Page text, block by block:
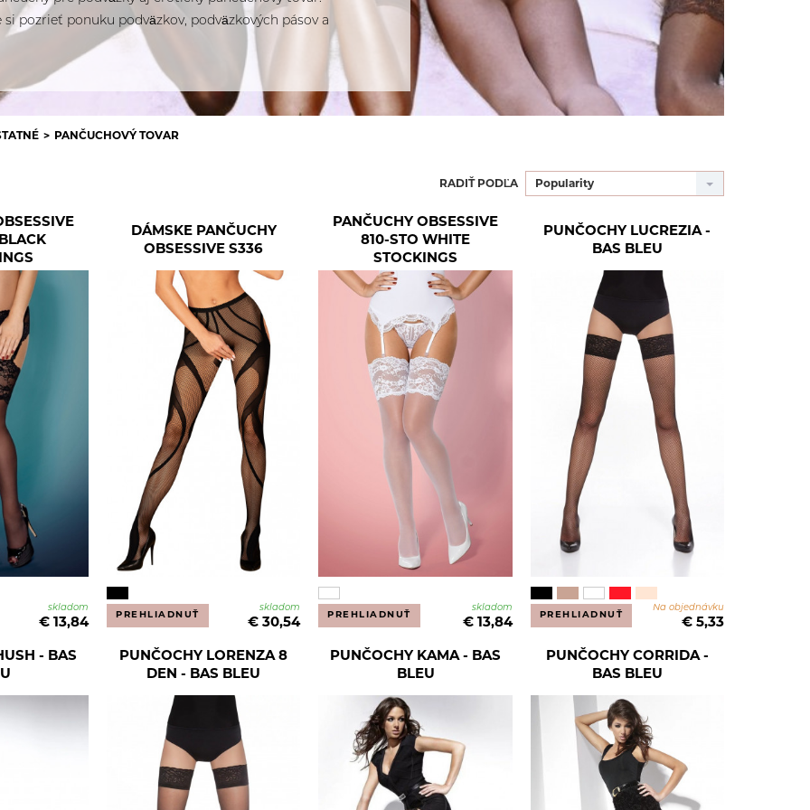
si pozrieť ponuku podväzkov, podväzkových pásov a
PANČUCHOVÝ TOVAR
RADIŤ PODĽA Popularity
skladom
€ 13,84
DÁMSKE PANČUCHY
OBSESSIVE S336
PREHLIADNUŤ
skladom
€ 30,54
PANČUCHY OBSESSIVE
810-STO WHITE
STOCKINGS
PREHLIADNUŤ
skladom
€ 13,84
PUNČOCHY LUCREZIA -
BAS BLEU
PREHLIADNUŤ
Na objednávku
€ 5,33
- BAS
PUNČOCHY LORENZA 8
DEN - BAS BLEU
PUNČOCHY KAMA - BAS
BLEU
PUNČOCHY CORRIDA -
BAS BLEU